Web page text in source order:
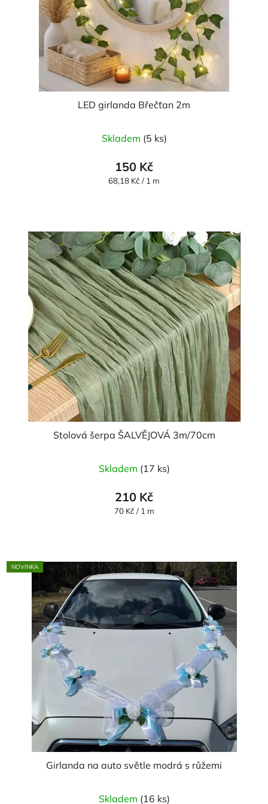
LED girlanda Břečťan 2m
Skladem (5 ks)
150 Kč
Měrná
68,18 Kč / 1 m
Stolová šerpa ŠALVĚJOVÁ 3m/70cm
hodnocení
produktu
je
hvězdiček.
Skladem (17 ks)
210 Kč
Měrná
70 Kč / 1 m
NOVINKA
Girlanda na auto světle modrá s růžemi
Skladem (16 ks)